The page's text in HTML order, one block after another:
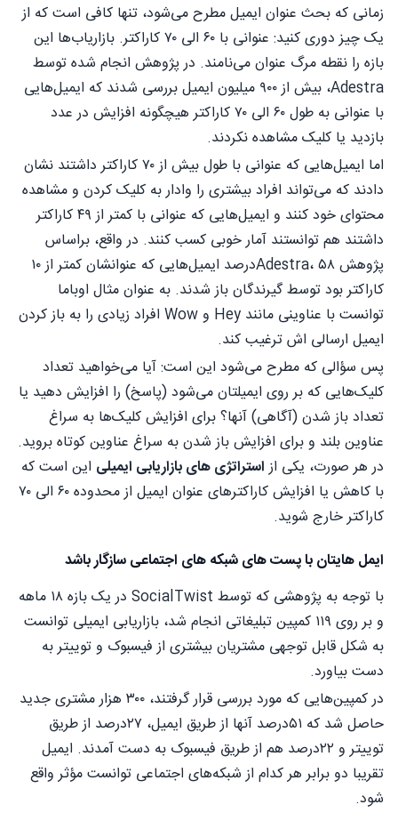
زمانی که بحث عنوان ایمیل مطرح می‌شود، تنها کافی است که از
یک چیز دوری کنید: عنوانی با ۶۰ الی ۷۰ کاراکتر. بازاریاب‌ها این
بازه را نقطه مرگ عنوان می‌نامند. در پژوهش انجام شده توسط
Adestra، بیش از ۹۰۰ میلیون ایمیل بررسی شدند که ایمیل‌هایی
با عنوانی به طول ۶۰ الی ۷۰ کاراکتر هیچ‎گونه افزایش در عدد
بازدید یا کلیک مشاهده نکردند.
اما ایمیل‌هایی که عنوانی با طول بیش از ۷۰ کاراکتر داشتند نشان
دادند که می‌تواند افراد بیشتری را وادار به کلیک کردن و مشاهده
محتوای خود کنند و ایمیل‌هایی که عنوانی با کمتر از ۴۹ کاراکتر
داشتند هم توانستند آمار خوبی کسب کنند. در واقع، براساس
پژوهش Adestra، ۵۸درصد ایمیل‌هایی که عنوان‎شان کمتر از ۱۰
کاراکتر بود توسط گیرندگان باز شدند. به عنوان مثال اوباما
توانست با عناوینی مانند Hey و Wow افراد زیادی را به باز کردن
ایمیل ارسالی اش ترغیب کند.
پس سؤالی که مطرح می‌شود این است: آیا می‌خواهید تعداد
کلیک‌هایی که بر روی ایمیل‎تان می‌شود (پاسخ) را افزایش دهید یا
تعداد باز شدن (آگاهی) آنها؟ برای افزایش کلیک‌ها به سراغ
عناوین بلند و برای افزایش باز شدن به سراغ عناوین کوتاه بروید.
در هر صورت، یکی ازاستراتژی های بازاریابی ایمیلی این است که
با کاهش یا افزایش کاراکترهای عنوان ایمیل از محدوده ۶۰ الی ۷۰
کاراکتر خارج شوید.
ایمل هایتان با پست های شبکه های اجتماعی سازگار باشد
با توجه به پژوهشی که توسط SocialTwist در یک بازه ۱۸ ماهه
و بر روی ۱۱۹ کمپین تبلیغاتی انجام شد، بازاریابی ایمیلی توانست
به شکل قابل توجهی مشتریان بیشتری از فیس‎بوک و توییتر به
دست بیاورد.
در کمپین‌هایی که مورد بررسی قرار گرفتند، ۳۰۰ هزار مشتری جدید
حاصل شد که ۵۱درصد آنها از طریق ایمیل، ۲۷درصد از طریق
توییتر و ۲۲درصد هم از طریق فیس‎بوک به دست آمدند. ایمیل
تقریبا دو برابر هر کدام از شبکه‌های اجتماعی توانست مؤثر واقع
شود.